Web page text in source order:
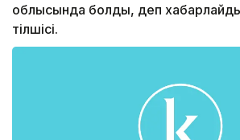
облысында болды, деп хабарлайды
тілшісі.